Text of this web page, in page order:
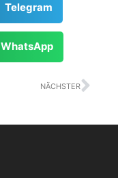
Telegram
WhatsApp
NÄCHSTER